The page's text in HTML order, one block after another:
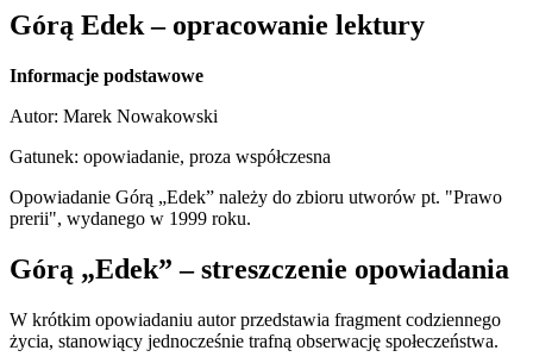
Górą Edek – opracowanie lektury
Informacje podstawowe
Autor: Marek Nowakowski
Gatunek: opowiadanie, proza współczesna
Opowiadanie Górą „Edek” należy do zbioru utworów pt. "Prawo
prerii", wydanego w 1999 roku.
Górą „Edek” – streszczenie opowiadania
W krótkim opowiadaniu autor przedstawia fragment codziennego
życia, stanowiący jednocześnie trafną obserwację społeczeństwa.